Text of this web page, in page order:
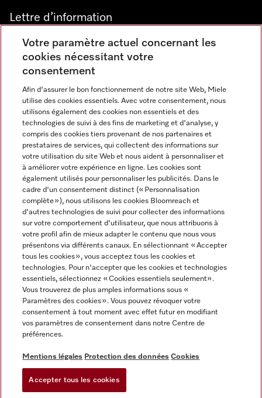
Lettre d’information
Langue
FRANCAIS
Informations légales
CGV
Conditions d’utilisation
Déclaration d'accessibilité
Digital Services Act
Miele sur Instagram
Miele sur Youtube
Votre paramètre actuel concernant les
cookies nécessitant votre
consentement
Afin d'assurer le bon fonctionnement de notre site Web, Miele
utilise des cookies essentiels. Avec votre consentement, nous
utilisons également des cookies non essentiels et des
technologies de suivi à des fins de marketing et d'analyse, y
compris des cookies tiers provenant de nos partenaires et
prestataires de services, qui collectent des informations sur
votre utilisation du site Web et nous aident à personnaliser et
à améliorer votre expérience en ligne. Les cookies sont
également utilisés pour personnaliser les publicités. Dans le
cadre d'un consentement distinct (« Personnalisation
complète »), nous utilisons les cookies Bloomreach et
d'autres technologies de suivi pour collecter des informations
sur votre comportement d'utilisateur, que nous attribuons à
votre profil afin de mieux adapter le contenu que nous vous
présentons via différents canaux. En sélectionnant « Accepter
tous les cookies », vous acceptez tous les cookies et
technologies. Pour n'accepter que les cookies et technologies
essentiels, sélectionnez « Cookies essentiels seulement».
Vous trouverez de plus amples informations sous «
Paramètres des cookies ». Vous pouvez révoquer votre
consentement à tout moment avec effet futur en modifiant
vos paramètres de consentement dans notre Centre de
préférences.
Mentions légales Protection des données Cookies
Accepter tous les cookies